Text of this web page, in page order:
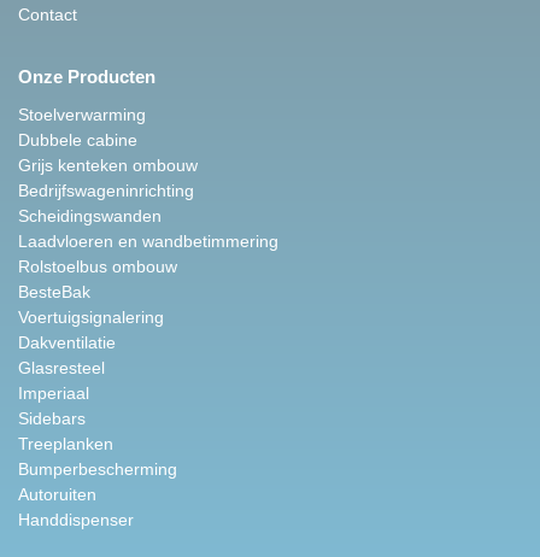
Contact
Onze Producten
Stoelverwarming
Dubbele cabine
Grijs kenteken ombouw
Bedrijfswageninrichting
Scheidingswanden
Laadvloeren en wandbetimmering
Rolstoelbus ombouw
BesteBak
Voertuigsignalering
Dakventilatie
Glasresteel
Imperiaal
Sidebars
Treeplanken
Bumperbescherming
Autoruiten
Handdispenser